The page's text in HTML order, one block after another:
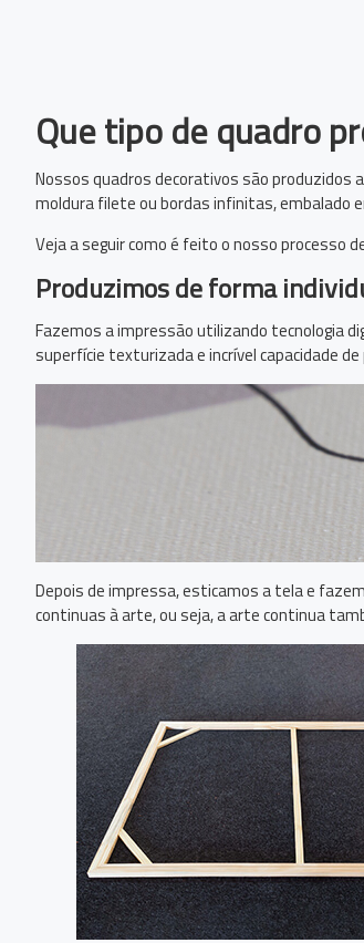
Que tipo de quadro
Nossos quadros decorativos são produzidos
moldura filete ou bordas infinitas, embalado
Veja a seguir como é feito o nosso processo
Produzimos de forma
Fazemos a impressão utilizando tecnologia
superfície texturizada e incrível capacidade
Depois de impressa, esticamos a tela e
continuas à arte, ou seja, a arte continua